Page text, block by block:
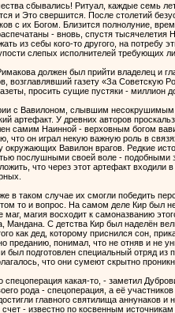
сбывались! Ритуал, каждые семь
и Это свершится. После столетий
с их Богом. Близится полнолуние,
- вновь, спустя тысячелетия
из себы кого-то другого, на
слепых исполнителей требующих
должен был прийти владелец и
возглавлявший газету «За Советскую
просить сущие пустяки - миллион
с Вавилоном, слывшим несокрушимым
артефакт. У древних авторов
самим Наинной - верховным богом
что он играл некую важную роль в
окружающих Вавилон врагов. Редкие
послушными своей воле - подобными
что через этот артефакт входили
в таком случае их смогли победить
то и вопрос. На самом деле Кир был
маг, магия восходит к самоназванию
Мандана. С детства Кир был наделён
как дед, которому приснился сон,
преданию, понимал, что не отняв и не
был подготовлен специальный отряд из
что они сумеют скрытно
спецоперация какая-то, - заметил
рода - спецоперация, а её
главного святилища аннунаков
счет - известно по косвенным